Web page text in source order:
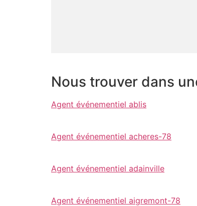
Nous trouver dans
Agent événementiel ablis
Agent événementiel acheres-78
Agent événementiel adainville
Agent événementiel aigremont-78